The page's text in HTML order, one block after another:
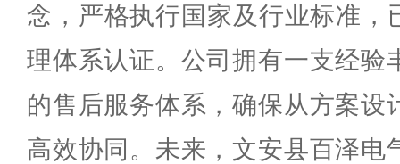
念，严格执行国家及行业标准，
理体系认证。公司拥有一支经验
的售后服务体系，确保从方案设
高效协同。未来，文安县百泽电